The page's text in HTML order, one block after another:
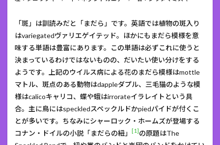
「斑」は訓読みだと「まだら」です。英語では植物の斑入り
はvariegatedヴァリエゲイテッド。ほかにもまだら模様を意
味する単語は豊富にあります。この単語は必ずこれに使うと
決まっているわけではないものの、だいたい使い分けをする
ようです。上記のウイルス病による花のまだら模様はmottle
マトル、斑点のある動物はdappleダプル、三毛猫のような模
様はcalicoキャリコ、蝶や蛾はirrorateイラレイトという具
合。主に鳥にはspeckledスペックルドかpiedパイドが付くこ
とが多いです。ちなみにシャーロック・ホームズが登場する
コナン・ドイルの小説「まだらの紐」
[1]の原題はThe